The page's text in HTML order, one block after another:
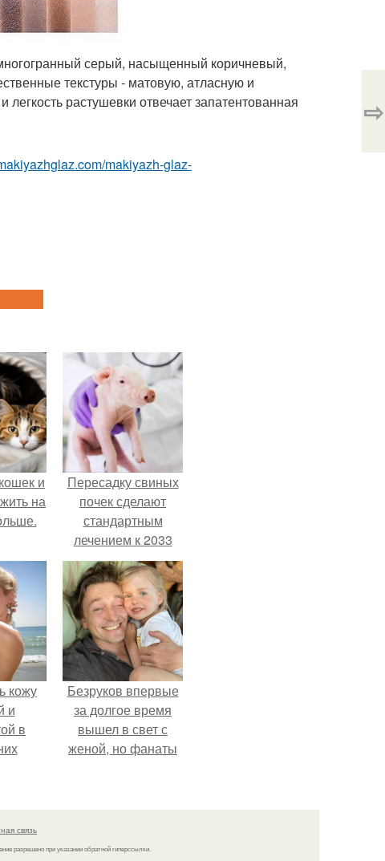
серый, насыщенный коричневый,
текстуры - матовую, атласную и
растушевки отвечает запатентованная
makiyazh-glaz-
⇨
и
на
Пересадку свиных
почек сделают
стандартным
лечением к 2033
году в Японии.
кожу
и
в
Безруков впервые
за долгое время
вышел в свет с
женой, но фанаты
Анны: "какая она
связь
разрешено при указании обратной гиперссылки.